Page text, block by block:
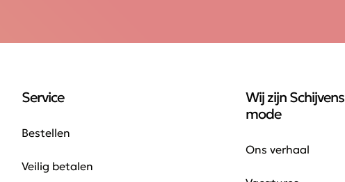
Service
Bestellen
Veilig betalen
Wij zijn Schijvens
mode
Ons verhaal